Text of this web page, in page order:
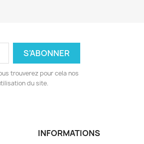
trouverez pour cela nos
du site.
INFORMATIONS